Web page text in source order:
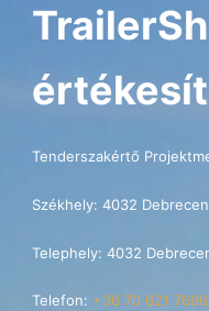
Tenderszakértő
Székhely: 4032
Telephely: 4032
Telefon: +36 70 621 7696